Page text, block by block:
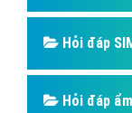
Hỏi đáp
Hỏi đáp